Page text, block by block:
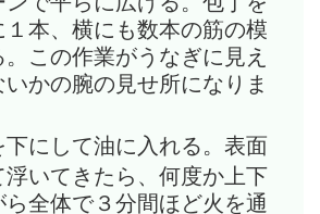
本、横にも数本の筋の模
この作業がうなぎに見え
かの腕の見せ所になりま
にして油に入れる。表面
浮いてきたら、何度か上下
ら全体で３分間ほど火を通